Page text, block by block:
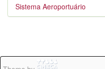
Sistema Aeroportuário